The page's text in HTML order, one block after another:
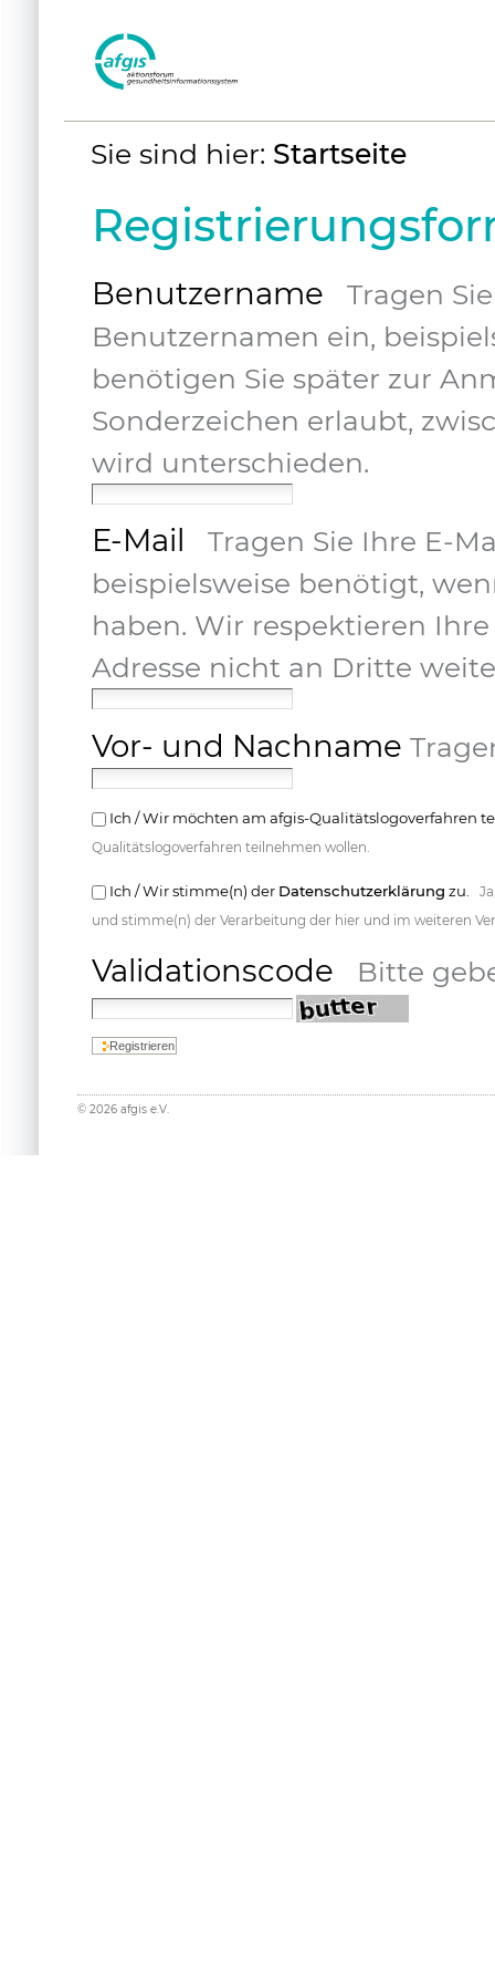
Benutzerspezifische
Werkzeuge
Sie sind hier: Startseite
Benutzername
Tragen
Benutzernamen ein,
benötigen Sie später zur
Sonderzeichen erlaubt,
wird unterschieden.
E-Mail
Tragen Sie Ihre E-
beispielsweise benötigt,
haben. Wir respektieren
Adresse nicht an Dritte
Vor- und Nachname
Ich / Wir möchten am afgis-Qualitätslogoverfahren
Qualitätslogoverfahren teilnehmen wollen.
Ich / Wir stimme(n) der Datenschutzerklärung zu.
und stimme(n) der Verarbeitung der hier und im weiteren
Validationscode Bitte
© 2026afgis e.V.